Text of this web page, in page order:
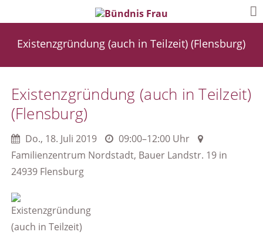
Existenzgründung (auch in Teilzeit) (Flensburg)
Existenzgründung (auch in Teilzeit)
(Flensburg)
Do., 18. Juli 2019
09:00–12:00 Uhr
Familienzentrum Nordstadt, Bauer Landstr. 19 in
24939 Flensburg